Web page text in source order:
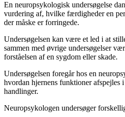
En neuropsykologisk undersøgelse
vurdering af, hvilke færdigheder en
der måske er forringede.
Undersøgelsen kan være et led i at
sammen med øvrige undersøgelser
forståelsen af en sygdom eller skade.
Undersøgelsen foregår hos en
hvordan hjernens funktioner afspejles
handlinger.
Neuropsykologen undersøger